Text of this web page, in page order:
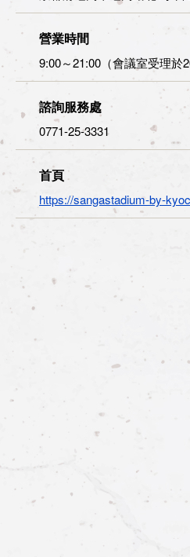
營業時間
9:00～21:00（會議室受理於
諮詢服務處
0771-25-3331
首頁
https://sangastadium-by-